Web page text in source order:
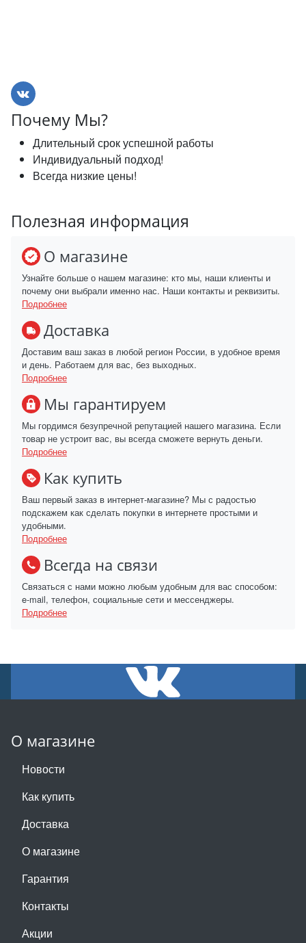
Почему Мы?
Длительный срок успешной работы
Индивидуальный подход!
Всегда низкие цены!
Полезная информация
О магазине
Узнайте больше о нашем магазине: кто мы, наши клиенты и
почему они выбрали именно нас. Наши контакты и реквизиты.
Подробнее
Доставка
Доставим ваш заказ в любой регион России, в удобное время
и день. Работаем для вас, без выходных.
Подробнее
Мы гарантируем
Мы гордимся безупречной репутацией нашего магазина. Если
товар не устроит вас, вы всегда сможете вернуть деньги.
Подробнее
Как купить
Ваш первый заказ в интернет-магазине? Мы с радостью
подскажем как сделать покупки в интернете простыми и
удобными.
Подробнее
Всегда на связи
Связаться с нами можно любым удобным для вас способом:
e-mail, телефон, социальные сети и мессенджеры.
Подробнее
О магазине
Новости
Как купить
Доставка
О магазине
Гарантия
Контакты
Акции